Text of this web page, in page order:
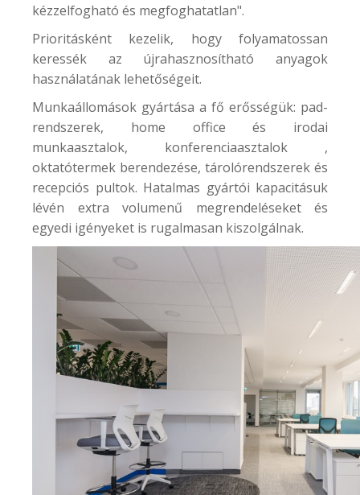
kézzelfogható és megfoghatatlan".
Prioritásként kezelik, hogy folyamatossan
keressék az újrahasznosítható anyagok
használatának lehetőségeit.
Munkaállomások gyártása a fő erősségük: pad-
rendszerek, home office és irodai
munkaasztalok, konferenciaasztalok ,
oktatótermek berendezése, tárolórendszerek és
recepciós pultok. Hatalmas gyártói kapacitásuk
lévén extra volumenű megrendeléseket és
egyedi igényeket is rugalmasan kiszolgálnak.